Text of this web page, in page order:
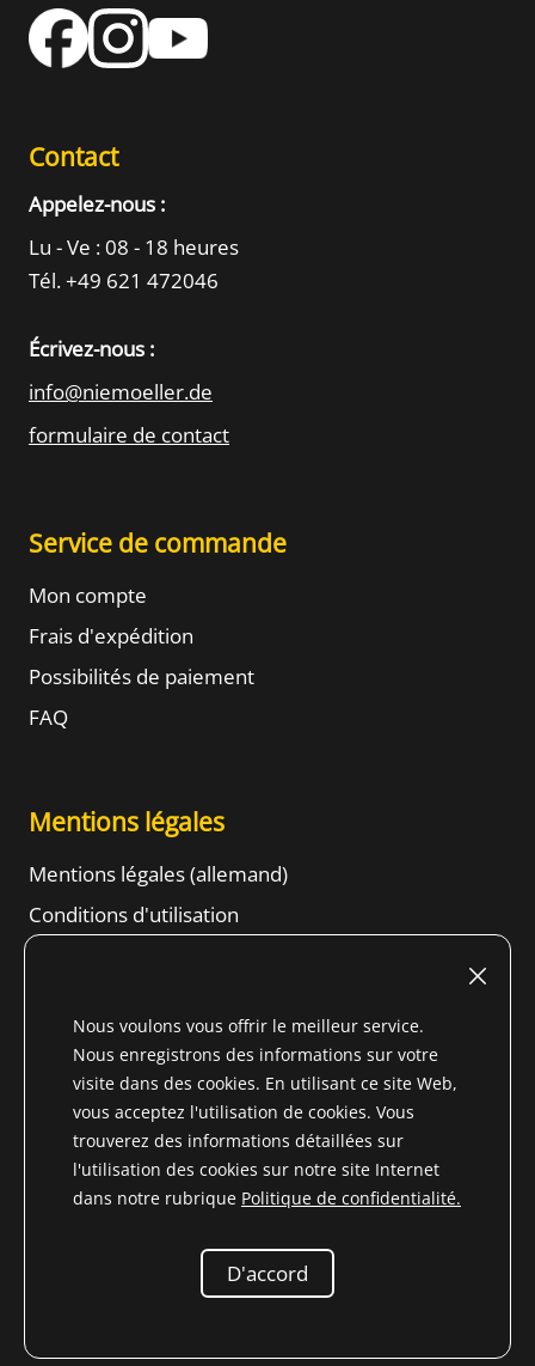
Contact
Appelez-nous :
Lu - Ve : 08 - 18 heures
Tél. +49 621 472046
Écrivez-nous :
info@niemoeller.de
formulaire de contact
Service de commande
Mon compte
Frais d'expédition
Possibilités de paiement
FAQ
Mentions légales
Mentions légales (allemand)
Conditions d'utilisation
Informations sur la protection des données
Content
2026 Niemöller
* Tous les prix incluent la TVA pour le Pays non membre de
et les frais de livraison contre
remboursement, sauf indication contraire
Nous voulons vous offrir le meilleur service.
Nous enregistrons des informations sur votre
visite dans des cookies. En utilisant ce site Web,
vous acceptez l'utilisation de cookies. Vous
trouverez des informations détaillées sur
l'utilisation des cookies sur notre site Internet
dans notre rubrique Politique de confidentialité.
D'accord